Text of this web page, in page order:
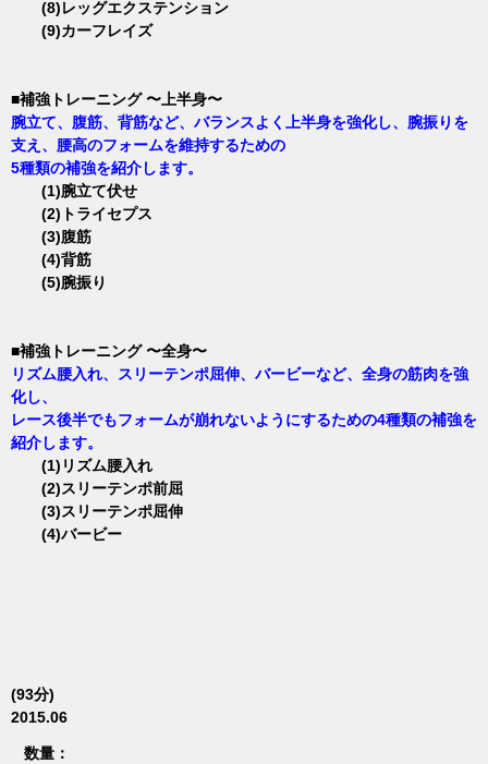
(8)レッグエクステンション
(9)カーフレイズ
■補強トレーニング 〜上半身〜
腕立て、腹筋、背筋など、バランスよく上半身を強化し、腕振りを
支え、腰高のフォームを維持するための
5種類の補強を紹介します。
(1)腕立て伏せ
(2)トライセプス
(3)腹筋
(4)背筋
(5)腕振り
■補強トレーニング 〜全身〜
リズム腰入れ、スリーテンポ屈伸、バービーなど、全身の筋肉を強
化し、
レース後半でもフォームが崩れないようにするための4種類の補強を
紹介します。
(1)リズム腰入れ
(2)スリーテンポ前屈
(3)スリーテンポ屈伸
(4)バービー
(93分)
2015.06
数量：